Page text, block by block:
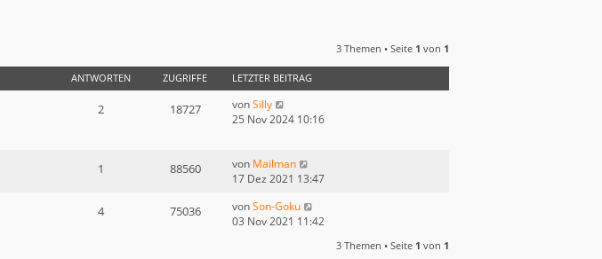
3 Themen • Seite 1 von 1
ANTWORTEN ZUGRIFFE LETZTER BEITRAG
2 18727 vonSilly
25 Nov 2024 10:16
1 88560 von Mailman
17 Dez 2021 13:47
4 75036 vonSon-Goku
03 Nov 2021 11:42
3 Themen • Seite 1 von 1